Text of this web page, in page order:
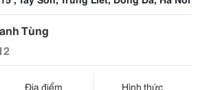
Tùng
Địa điểm
Hình thức